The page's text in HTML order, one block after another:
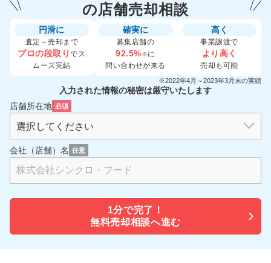
の店舗売却相談
円滑に
査定～売却まで
プロの段取りでス
ムーズ完結
確実に
募集店舗の
92.5%※に
問い合わせが来る
高く
事業譲渡で
より高く
売却も可能
※2022年4月～2023年3月末の実績
入力された情報の秘密は厳守いたします
店舗所在地 必須
会社（店舗）名 任意
1分で完了！
無料売却相談へ進む